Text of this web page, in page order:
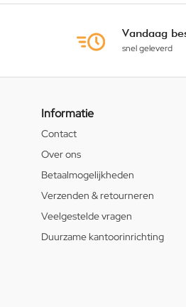
Vandaag
snel geleverd
Informatie
Contact
Over ons
Betaalmogelijkheden
Verzenden & retourneren
Veelgestelde vragen
Duurzame kantoorinrichting